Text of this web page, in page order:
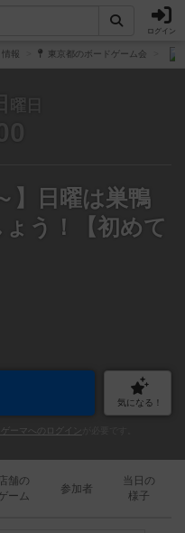
ログイン
報 東京都のボードゲーム会
曜日
】日曜は巣鴨
う！【初めて
気になる！
ゲーマへのログイン
店舗の
ーム
参加者
当日の
様子